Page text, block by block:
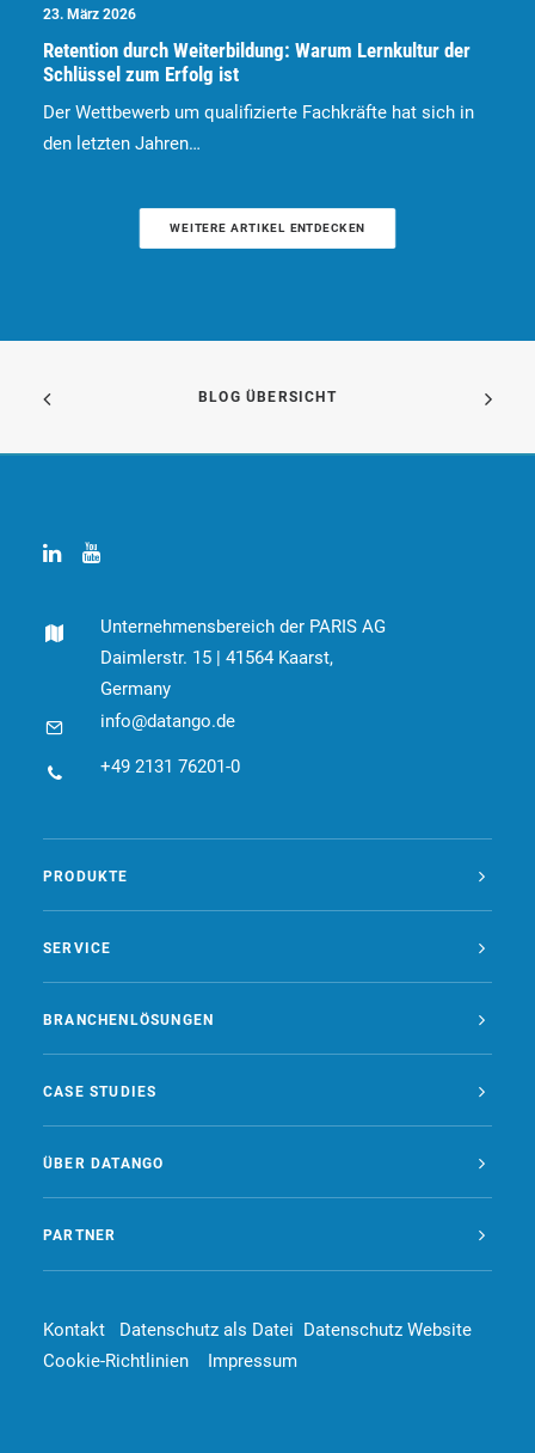
23. März 2026
Retention durch Weiterbildung: Warum Lernkultur der
Schlüssel zum Erfolg ist
Der Wettbewerb um qualifizierte Fachkräfte hat sich in
den letzten Jahren…
WEITERE ARTIKEL ENTDECKEN
BLOG ÜBERSICHT
Unternehmensbereich der PARIS AG
Daimlerstr. 15 | 41564 Kaarst,
Germany
info@datango.de
+49 2131 76201-0
PRODUKTE
SERVICE
BRANCHENLÖSUNGEN
CASE STUDIES
ÜBER DATANGO
PARTNER
Kontakt Datenschutz als Datei Datenschutz Website
Cookie-Richtlinien
Impressum